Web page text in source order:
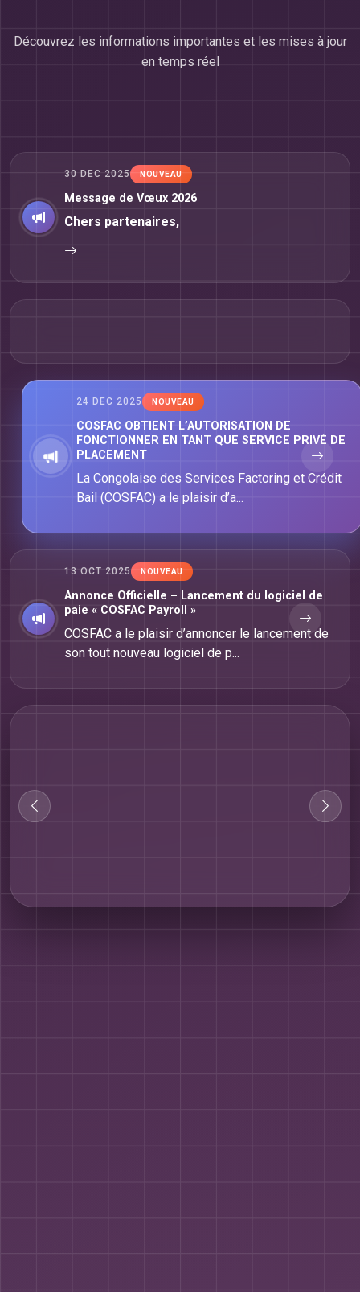
Découvrez les informations importantes et les mises à jour
en temps réel
30 DEC 2025 NOUVEAU
Message de Vœux 2026
Chers partenaires,
24 DEC 2025 NOUVEAU
COSFAC OBTIENT L’AUTORISATION DE
FONCTIONNER EN TANT QUE SERVICE PRIVÉ DE
PLACEMENT
La Congolaise des Services Factoring et Crédit
Bail (COSFAC) a le plaisir d’a...
13 OCT 2025 NOUVEAU
Annonce Officielle – Lancement du logiciel de
paie « COSFAC Payroll »
COSFAC a le plaisir d’annoncer le lancement de
son tout nouveau logiciel de p...
ACTUALITÉ